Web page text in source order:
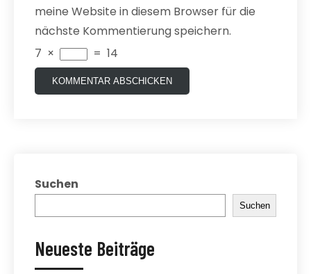
meine Website in diesem Browser für die
nächste Kommentierung speichern.
7 × = 14
Suchen
Suchen
Neueste Beiträge